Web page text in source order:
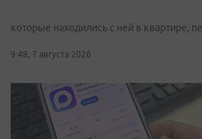
которые находились с ней в квартире,
9:48, 7 августа 2026